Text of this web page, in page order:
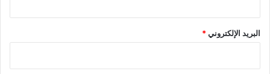
البريد الإلكتروني*